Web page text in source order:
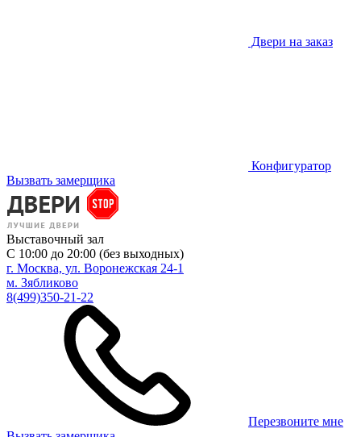
Двери на заказ
Конфигуратор
Вызвать замерщика
Выставочный зал
С 10:00 до 20:00 (без выходных)
г. Москва, ул. Воронежская 24-1
м. Зябликово
8(499)350-21-22
Перезвоните мне